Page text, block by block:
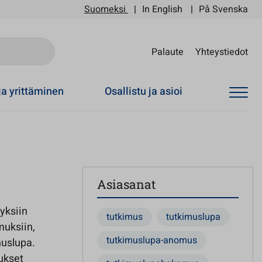
Suomeksi In English På Svenska
Palaute Yhteystiedot
yrittäminen Osallistu ja asioi
Asiasanat
tutkimus
tutkimuslupa
tutkimuslupa-anomus